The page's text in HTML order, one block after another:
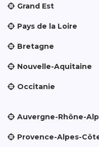
Grand Est
Pays de la Loire
Bretagne
Nouvelle-Aquitaine
Occitanie
Auvergne-Rhône-
Provence-Alpes-